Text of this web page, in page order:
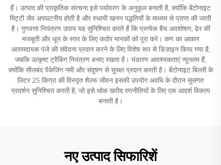
हैं। उत्पाद की प्राकृतिक संरचना इसे पर्यावरण के अनुकूल बनाती है, क्योंकि बेंटोनाइट
मिट्टी जैव अपघटनीय होती है और स्थायी खनन पद्धतियों के माध्यम से प्राप्त की जाती
है। गुणवत्ता नियंत्रण उपाय यह सुनिश्चित करते हैं कि प्रत्येक बैच अवशोषण, ढेर की
मजबूती और धूल के स्तर के लिए कठोर मानकों को पूरा करे। कण का आकार
आरामदायक पंजे की संवेदना प्रदान करने के लिए विशेष रूप से डिज़ाइन किया गया है,
जबकि उत्कृष्ट ट्रैकिंग नियंत्रण बनाए रखता है। भंडारण आवश्यकताएं न्यूनतम हैं,
क्योंकि सीलबंद पैकेजिंग नमी और संदूषण से सुरक्षा प्रदान करती है। बेंटोनाइट बिल्ली के
लिटर 25 किग्रा की विस्तृत शेल्फ जीवन इसकी उपयोग अवधि के दौरान सुसंगत
प्रदर्शन सुनिश्चित करती है, जो इसे थोक खरीद रणनीतियों के लिए एक आदर्श विकल्प
बनाती है।
नए उत्पाद सिफारिशें